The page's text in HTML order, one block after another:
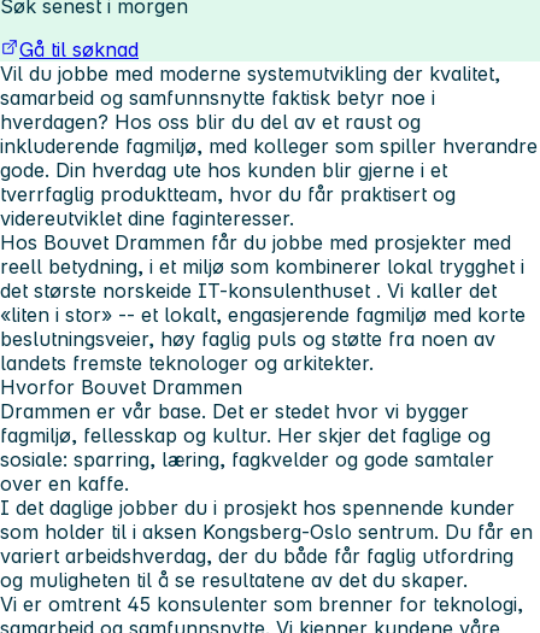
Søk senest i morgen
Gå til søknad
Vil du jobbe med moderne systemutvikling der kvalitet,
samarbeid og samfunnsnytte faktisk betyr noe i
hverdagen? Hos oss blir du del av et raust og
inkluderende fagmiljø, med kolleger som spiller hverandre
gode. Din hverdag ute hos kunden blir gjerne i et
tverrfaglig produktteam, hvor du får praktisert og
videreutviklet dine faginteresser.
Hos Bouvet Drammen får du jobbe med prosjekter med
reell betydning, i et miljø som kombinerer lokal trygghet i
det største norskeide IT-konsulenthuset . Vi kaller det
«liten i stor» -- et lokalt, engasjerende fagmiljø med korte
beslutningsveier, høy faglig puls og støtte fra noen av
landets fremste teknologer og arkitekter.
Hvorfor Bouvet Drammen
Drammen er vår base. Det er stedet hvor vi bygger
fagmiljø, fellesskap og kultur. Her skjer det faglige og
sosiale: sparring, læring, fagkvelder og gode samtaler
over en kaffe.
I det daglige jobber du i prosjekt hos spennende kunder
som holder til i aksen Kongsberg-Oslo sentrum. Du får en
variert arbeidshverdag, der du både får faglig utfordring
og muligheten til å se resultatene av det du skaper.
Vi er omtrent 45 konsulenter som brenner for teknologi,
samarbeid og samfunnsnytte. Vi kjenner kundene våre